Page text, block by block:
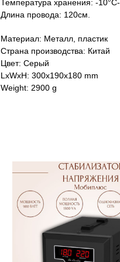
Температура хранения: -
Длина провода: 120см.
Материал: Металл, пластик
Страна производства: Китай
Цвет: Серый
LxWxH: 300x190x180 mm
Weight: 2900 g